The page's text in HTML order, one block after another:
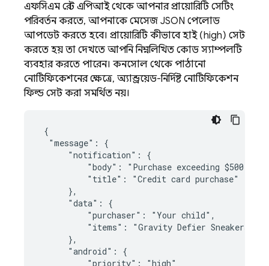
এফসিএম রেস্ট এপিআই থেকে আপনার প্রায়োরিটি সেটিং
পরিবর্তন করতে, আপনাকে মেসেজ JSON পেলোড
আপডেট করতে হবে। প্রায়োরিটি কীভাবে হাই (high) সেট
করতে হয় তা দেখতে আপনি নিম্নলিখিত কোড স্যাম্পলটি
ব্যবহার করতে পারেন। কনসোল থেকে পাঠানো
নোটিফিকেশনের ক্ষেত্রে, অ্যান্ড্রয়েড-নির্দিষ্ট নোটিফিকেশন
ফিল্ড সেট করা সমর্থিত নয়।
{
  "message": {
      "notification": {
"body": "Purchase exceeding $500
          "title": "Credit card purchase"
      },
      "data": {
          "purchaser": "Your child",
          "items": "Gravity Defier Sneakers"
      },
      "android": {
          "priority": "high"